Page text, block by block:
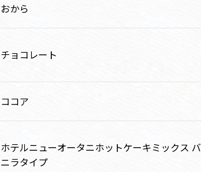
おから
チョコレート
ココア
ホテルニューオータニホットケーキミックス バ
ニラタイプ